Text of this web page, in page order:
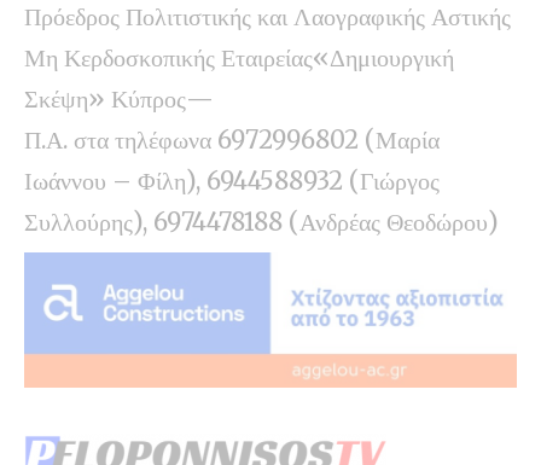
Πρόεδρος Πολιτιστικής και Λαογραφικής Αστικής
Μη Κερδοσκοπικής Εταιρείας«Δημιουργική
Σκέψη» Κύπρος—
Π.Α. στα τηλέφωνα 6972996802 (Μαρία
Ιωάννου – Φίλη), 6944588932 (Γιώργος
Συλλούρης), 6974478188 (Ανδρέας Θεοδώρου)